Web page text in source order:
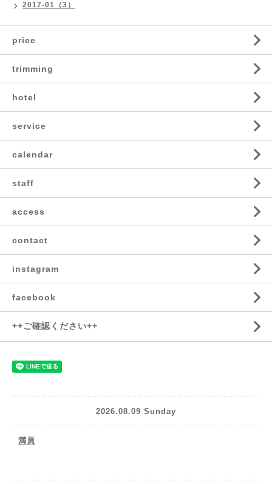
2017-01（3）
price
trimming
hotel
service
calendar
staff
access
contact
instagram
facebook
++ご確認ください++
2026.08.09 Sunday
満員